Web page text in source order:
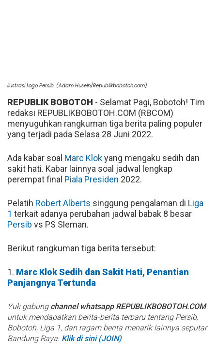
Ilustrasi Logo Persib. (Adam Husein/Republikbobotoh.com)
REPUBLIK BOBOTOH - Selamat Pagi, Bobotoh! Tim
redaksi REPUBLIKBOBOTOH.COM (RBCOM)
menyuguhkan rangkuman tiga berita paling populer
yang terjadi pada Selasa 28 Juni 2022.
Ada kabar soal Marc Klokyang mengaku sedih dan
sakit hati. Kabar lainnya soal jadwal lengkap
perempat final Piala Presiden 2022.
Pelatih Robert Alberts singgung pengalaman di Liga
1 terkait adanya perubahan jadwal babak 8 besar
Persib vs PS Sleman.
Berikut rangkuman tiga berita tersebut:
1. Marc Klok Sedih dan Sakit Hati, Penantian
Panjangnya Tertunda
Yuk gabung channel whatsapp REPUBLIKBOBOTOH.COM
untuk mendapatkan berita-berita terbaru tentang Persib,
Bobotoh, Liga 1, dan ragam berita menarik lainnya seputar
Bandung Raya. Klik di sini (JOIN)